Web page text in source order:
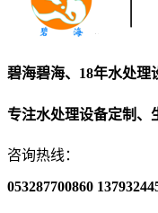
碧海碧海、18年水处理
专注水处理设备定制、
咨询热线：
053287700860